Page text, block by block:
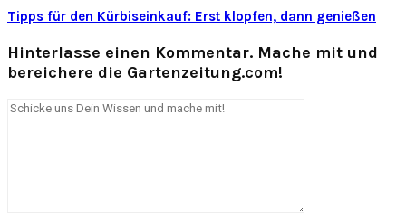
Tipps für den Kürbiseinkauf: Erst klopfen, dann genießen
Hinterlasse einen Kommentar. Mache mit und
bereichere die Gartenzeitung.com!